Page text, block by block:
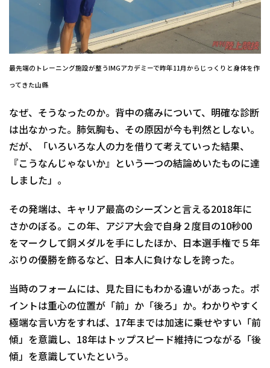
最先端のトレーニング施設が整うIMGアカデミーで昨年11月からじっくりと身体を作
ってきた山縣
なぜ、そうなったのか。背中の痛みについて、明確な診断
は出なかった。肺気胸も、その原因が今も判然としない。
だが、「いろいろな人の力を借りて考えていった結果、
『こうなんじゃないか』という一つの結論めいたものに達
しました」。
その発端は、キャリア最高のシーズンと言える2018年に
さかのぼる。この年、アジア大会で自身２度目の10秒00
をマークして銅メダルを手にしたほか、日本選手権で５年
ぶりの優勝を飾るなど、日本人に負けなしを誇った。
当時のフォームには、見た目にもわかる違いがあった。ポ
イントは重心の位置が「前」か「後ろ」か。わかりやすく
極端な言い方をすれば、17年までは加速に乗せやすい「前
傾」を意識し、18年はトップスピード維持につながる「後
傾」を意識していたという。